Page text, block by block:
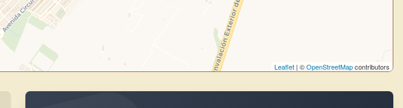
Leaflet | ©OpenStreetMapcontributors